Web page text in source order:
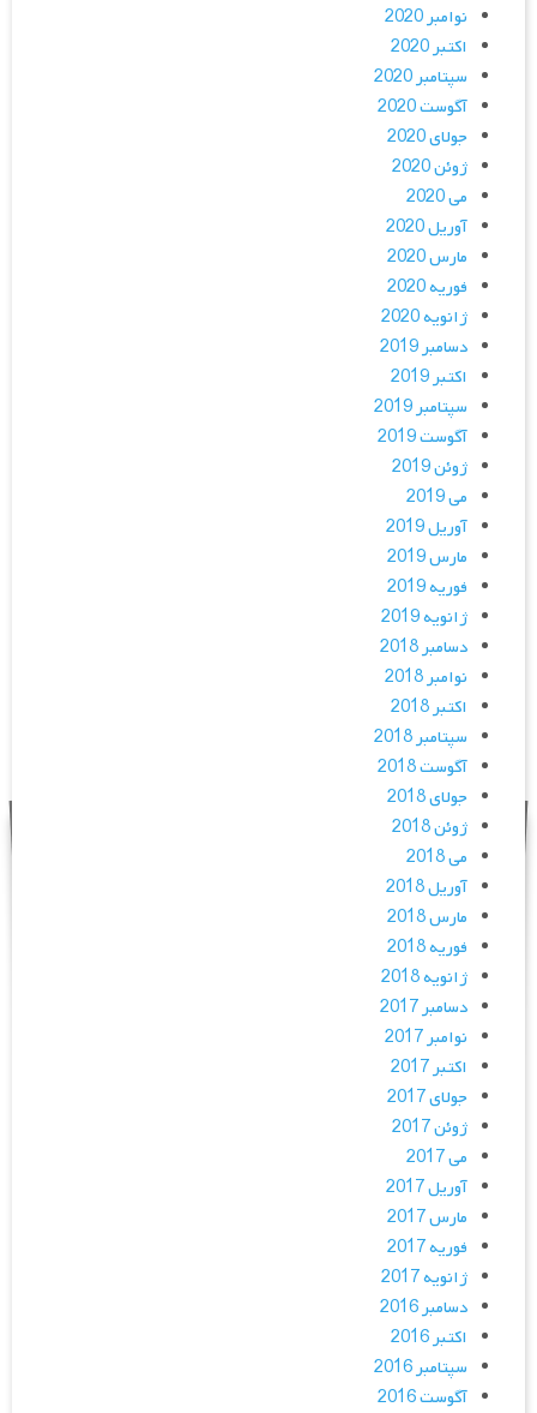
نوامبر 2020
اکتبر 2020
سپتامبر 2020
آگوست 2020
جولای 2020
ژوئن 2020
می 2020
آوریل 2020
مارس 2020
فوریه 2020
ژانویه 2020
دسامبر 2019
اکتبر 2019
سپتامبر 2019
آگوست 2019
ژوئن 2019
می 2019
آوریل 2019
مارس 2019
فوریه 2019
ژانویه 2019
دسامبر 2018
نوامبر 2018
اکتبر 2018
سپتامبر 2018
آگوست 2018
جولای 2018
ژوئن 2018
می 2018
آوریل 2018
مارس 2018
فوریه 2018
ژانویه 2018
دسامبر 2017
نوامبر 2017
اکتبر 2017
جولای 2017
ژوئن 2017
می 2017
آوریل 2017
مارس 2017
فوریه 2017
ژانویه 2017
دسامبر 2016
اکتبر 2016
سپتامبر 2016
آگوست 2016